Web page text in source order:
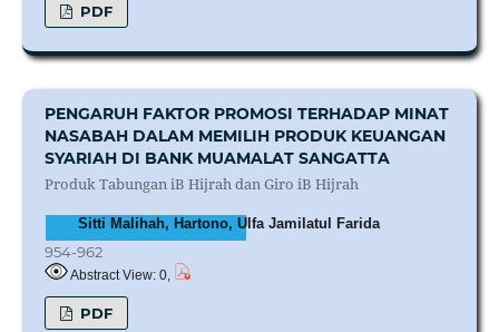
PDF
PENGARUH FAKTOR PROMOSI TERHADAP MINAT
NASABAH DALAM MEMILIH PRODUK KEUANGAN
SYARIAH DI BANK MUAMALAT SANGATTA
Produk Tabungan iB Hijrah dan Giro iB Hijrah
Sitti Malihah, Hartono, Ulfa Jamilatul Farida
954-962
Abstract View: 0,
PDF